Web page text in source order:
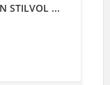
STILVOL ...